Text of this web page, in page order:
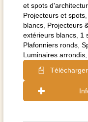
et spots
Projecteurs et spots
blancs Projecteurs
extérieurs blancs 1
Plafonniers ronds
Luminaires arrondis